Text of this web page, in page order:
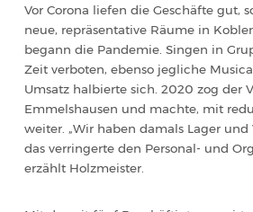
Vor Corona liefen die Geschäfte gut,
neue, repräsentative Räume in
begann die Pandemie. Singen in
Zeit verboten, ebenso jegliche
Umsatz halbierte sich. 2020 zog der
Emmelshausen und machte, mit
weiter. „Wir haben damals Lager und
das verringerte den Personal- und
erzählt Holzmeister.